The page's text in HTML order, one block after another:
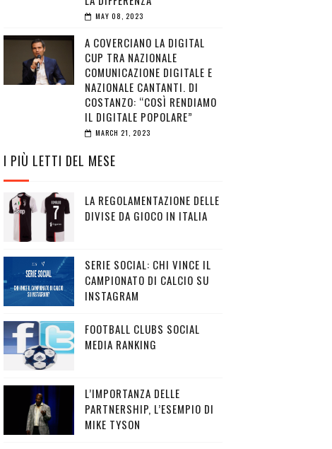
MAY 08, 2023
A COVERCIANO LA DIGITAL
CUP TRA NAZIONALE
COMUNICAZIONE DIGITALE E
NAZIONALE CANTANTI. DI
COSTANZO: “COSÌ RENDIAMO
IL DIGITALE POPOLARE”
MARCH 21, 2023
I PIÙ LETTI DEL MESE
LA REGOLAMENTAZIONE DELLE
DIVISE DA GIOCO IN ITALIA
SERIE SOCIAL: CHI VINCE IL
CAMPIONATO DI CALCIO SU
INSTAGRAM
FOOTBALL CLUBS SOCIAL
MEDIA RANKING
L’IMPORTANZA DELLE
PARTNERSHIP, L’ESEMPIO DI
MIKE TYSON